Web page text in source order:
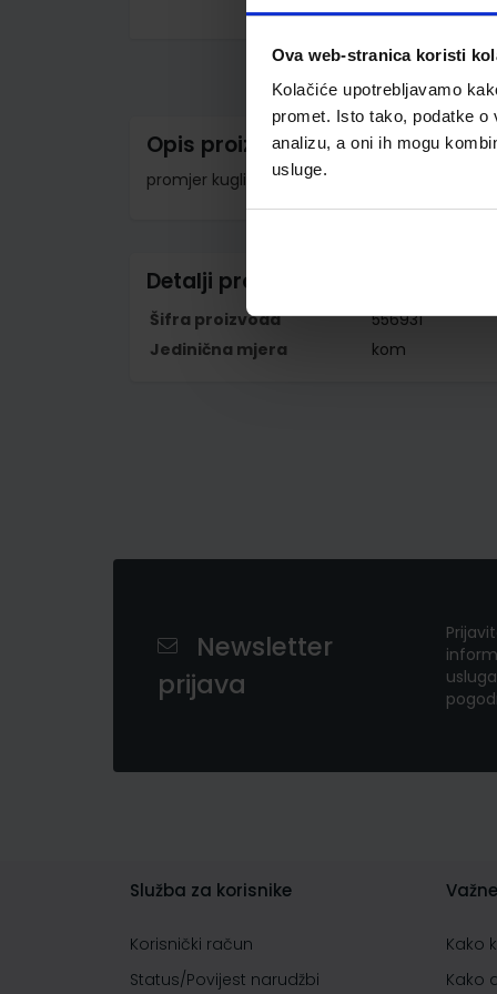
Ova web-stranica koristi
Kolačiće upotrebljavamo
promet. Isto tako, podatke
analizu, a oni ih mogu
usluge.
gallery
Opis proizvoda
promjer kuglice 0,5 mm; širina ispisa 0,25
Detalji proizvoda
Šifra proizvoda
556931
Jedinična mjera
kom
Newsletter
prijava
Služba za korisnike
Korisnički račun
Status/Povijest narudžbi
Kako
Kako